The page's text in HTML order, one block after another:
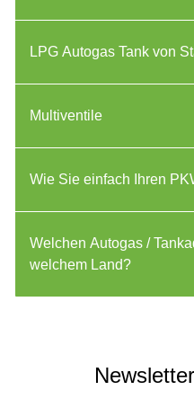
LPG Autogas Tank von
Multiventile
Wie Sie einfach Ihren
Welchen Autogas /
welchem Land?